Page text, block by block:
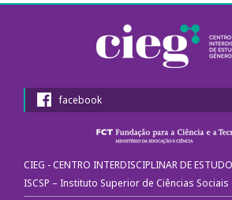
Fotografias e videos
O CIEG nos media
Ligações úteis
facebook
CIEG - CENTRO INTERDISCIPLINAR DE
ISCSP – Instituto Superior de Ciências Sociais